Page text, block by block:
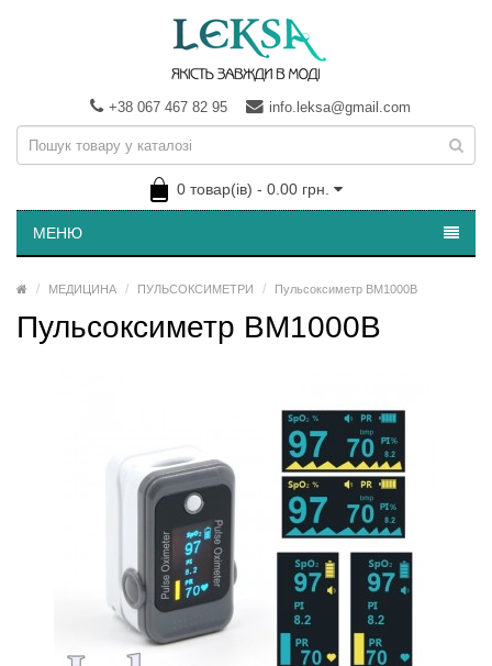
+38 067 467 82 95 info.leksa@gmail.com
0 товар(ів) - 0.00 грн.
МЕНЮ
МЕДИЦИНА ПУЛЬСОКСИМЕТРИ Пульсоксиметр BM1000В
Пульсоксиметр BM1000В